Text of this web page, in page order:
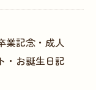
業記念・成人
・お誕生日記